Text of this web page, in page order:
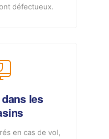
défectueux.
les
en cas de vol,